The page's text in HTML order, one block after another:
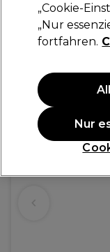
19,75 €
32.92 € pro 100ml
ANGEBOT
„Cookie-
„Nur
fortfahren.
Nur